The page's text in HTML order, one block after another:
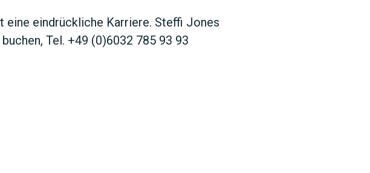
eine eindrückliche Karriere. Steffi Jones
Tel. +49 (0)6032 785 93 93